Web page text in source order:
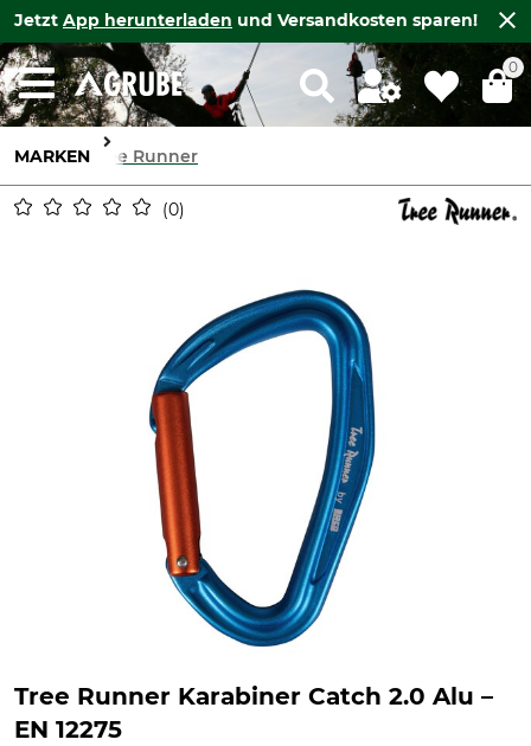
Jetzt App herunterladen und Versandkosten sparen!
0
MARKEN Tree Runner
0
Tree Runner Karabiner Catch 2.0 Alu –
EN 12275